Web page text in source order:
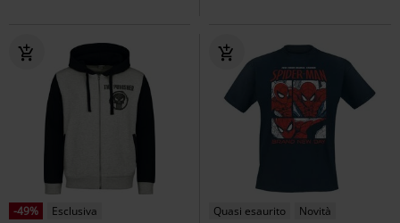
-49%
Esclusiva
Quasi esaurito Novità